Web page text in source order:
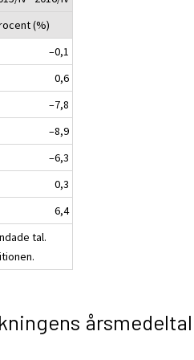
(%)
–0,1
0,6
–7,8
–8,9
–6,3
0,3
6,4
tal.